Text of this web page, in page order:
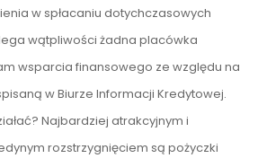
w spłacaniu dotychczasowych
wątpliwości żadna placówka
wsparcia finansowego ze względu na
w Biurze Informacji Kredytowej.
Najbardziej atrakcyjnym i
rozstrzygnięciem są pożyczki